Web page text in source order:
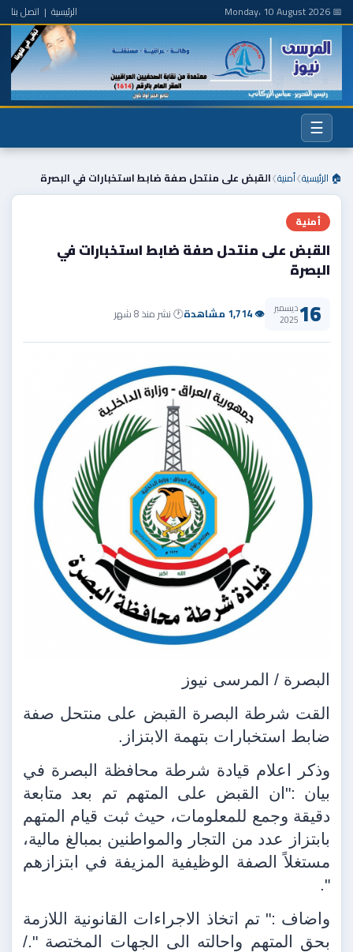
📅 Monday، 10 August 2026 الرئيسية | اتصل بنا
☰
🏠 الرئيسية❯أمنية❯القبض على منتحل صفة ضابط استخبارات في البصرة
أمنية
القبض على منتحل صفة ضابط استخبارات في
البصرة
16ديسمبر
2025 👁 1,714 مشاهدة 🕐 نشر منذ 8 شهر
البصرة / المرسى نيوز
القت شرطة البصرة القبض على منتحل صفة
ضابط استخبارات بتهمة الابتزاز.
وذكر اعلام قيادة شرطة محافظة البصرة في
بيان :"ان القبض على المتهم تم بعد متابعة
دقيقة وجمع للمعلومات، حيث ثبت قيام المتهم
بابتزاز عدد من التجار والمواطنين بمبالغ مالية،
مستغلاً الصفة الوظيفية المزيفة في ابتزازهم
".
واضاف :" تم اتخاذ الاجراءات القانونية اللازمة
بحق المتهم واحالته الى الجهات المختصة "./